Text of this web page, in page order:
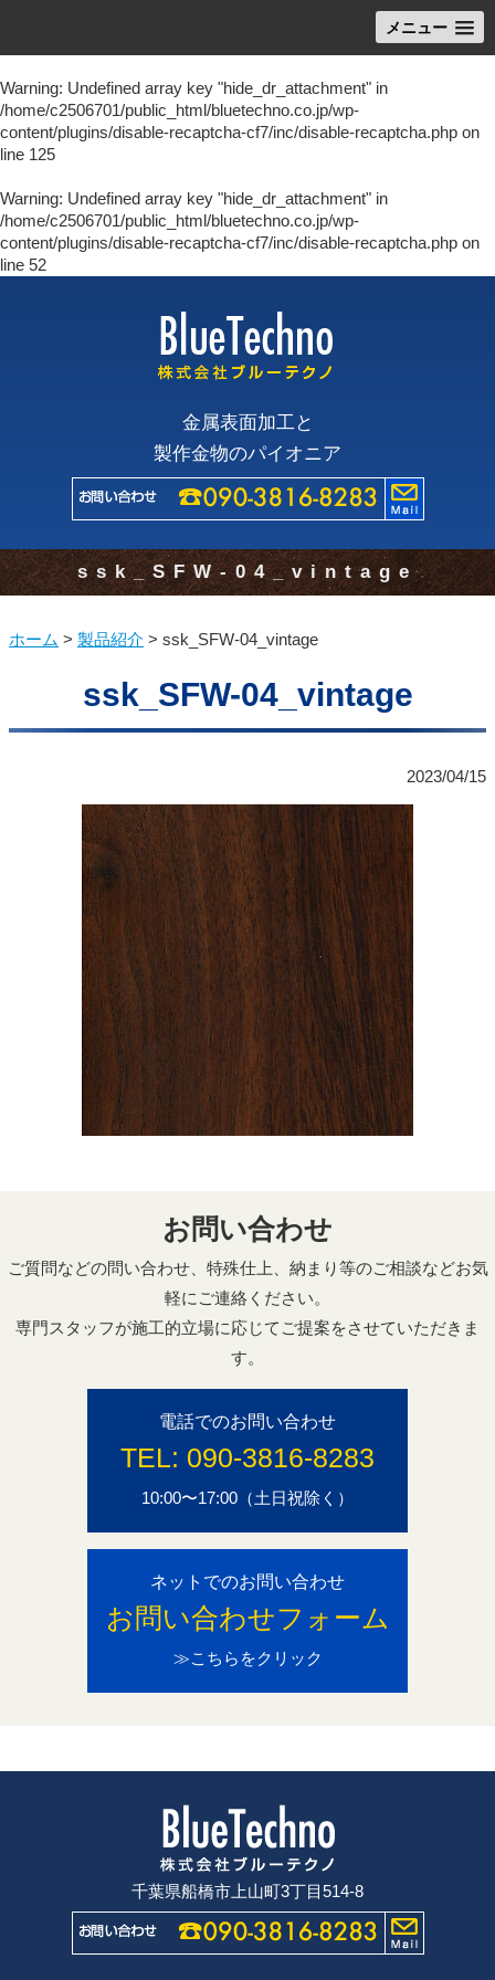
メニュー
Warning: Undefined array key "hide_dr_attachment" in
/home/c2506701/public_html/bluetechno.co.jp/wp-
content/plugins/disable-recaptcha-cf7/inc/disable-recaptcha.php on
line 125
Warning: Undefined array key "hide_dr_attachment" in
/home/c2506701/public_html/bluetechno.co.jp/wp-
content/plugins/disable-recaptcha-cf7/inc/disable-recaptcha.php on
line 52
金属表面加工と
製作金物のパイオニア
ssk_SFW-04_vintage
ホーム > 製品紹介 > ssk_SFW-04_vintage
ssk_SFW-04_vintage
2023/04/15
お問い合わせ
ご質問などの問い合わせ、特殊仕上、納まり等のご相談などお気
軽にご連絡ください。
専門スタッフが施工的立場に応じてご提案をさせていただきま
す。
電話でのお問い合わせ
TEL: 090-3816-8283
10:00〜17:00（土日祝除く）
ネットでのお問い合わせ
お問い合わせフォーム
≫こちらをクリック
千葉県船橋市上山町3丁目514-8